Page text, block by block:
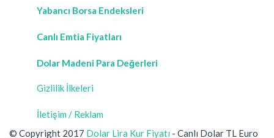
Yabancı Borsa Endeksleri
Canlı Emtia Fiyatları
Dolar Madeni Para Değerleri
Gizlilik İlkeleri
İletişim / Reklam
© Copyright 2017 Dolar Lira Kur Fiyatı - Canlı Dolar TL Euro